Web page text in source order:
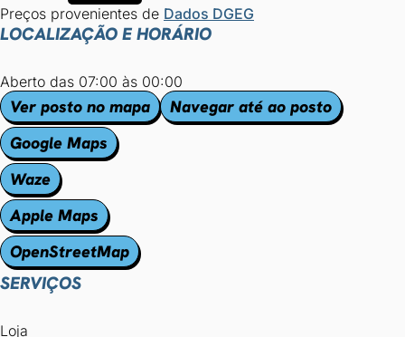
Preços provenientes de Dados DGEG
LOCALIZAÇÃO E HORÁRIO
Aberto das 07:00 às 00:00
Ver posto no mapa
Navegar até ao posto
Google Maps
Waze
Apple Maps
OpenStreetMap
SERVIÇOS
Loja